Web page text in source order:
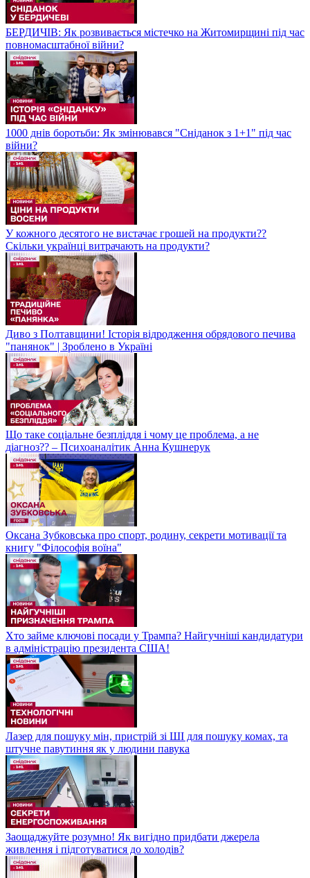
БЕРДИЧІВ: Як розвивається містечко на Житомирщині під час
повномасштабної війни?
1000 днів боротьби: Як змінювався "Сніданок з 1+1" під час
війни?
У кожного десятого не вистачає грошей на продукти??
Скільки українці витрачають на продукти?
Диво з Полтавщини! Історія відродження обрядового печива
"панянок" | Зроблено в Україні
Що таке соціальне безпліддя і чому це проблема, а не
діагноз?? – Психоаналітик Анна Кушнерук
Оксана Зубковська про спорт, родину, секрети мотивації та
книгу "Філософія воїна"
Хто займе ключові посади у Трампа? Найгучніші кандидатури
в адміністрацію президента США!
Лазер для пошуку мін, пристрій зі ШІ для пошуку комах, та
штучне павутиння як у людини павука
Заощаджуйте розумно! Як вигідно придбати джерела
живлення і підготуватися до холодів?